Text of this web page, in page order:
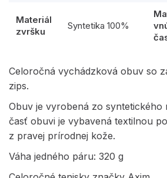
Materiál
zvršku
Syntetika 100%
Celoročná vychádzková obuv so
zips.
Obuv je vyrobená zo syntetického
časť obuvi je vybavená textilnou
z pravej prírodnej kože.
Váha jedného páru: 320 g